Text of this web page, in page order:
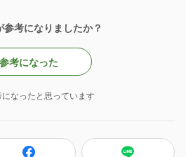
参考になりましたか？
参考になった
になったと思っています